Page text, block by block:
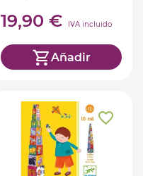
19,90 € IVA incluido
Añadir